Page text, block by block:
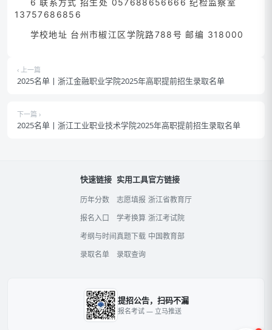
6 联系方式 招生处 057688656666 纪检监察室
13757686856
学校地址 台州市椒江区学院路788号 邮编 318000
‹ 上一篇
2025名单丨浙江金融职业学院2025年高职提前招生录取名单
下一篇 ›
2025名单丨浙江工业职业技术学院2025年高职提前招生录取名单
快速链接
历年分数
报名入口
考纲与时间
录取名单
实用工具
志愿填报
学考换算
真题下载
录取查询
官方链接
浙江省教育厅
浙江考试院
中国教育部
提招公告，扫码不漏
报名考试 — 立马推送